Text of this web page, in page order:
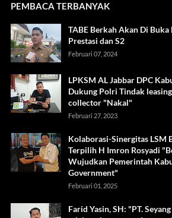
PEMBACA TERBANYAK
TABE Berkah Akan Di
Prestasi dan S2
Februari 07, 2024
LPKSM AL Jabbar DPC
Dukung Polri Tindak
collector "Nakal"
Februari 27, 2023
Kolaborasi-Sinergitas LSM
Terpilih H Imron Rosyadi
Wujudkan Pemerintah
Government"
Februari 01, 2025
Farid Yasin, SH: "PT.